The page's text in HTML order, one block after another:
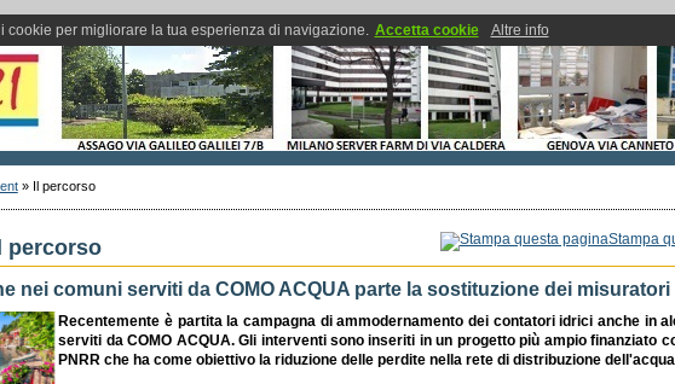
cookie per migliorare la tua esperienza di navigazione. Accetta cookie Altre info
» Il percorso
Stampa
percorso
nei comuni serviti da COMO ACQUA parte la sostituzione dei misuratori
Recentemente è partita la campagna di ammodernamento dei contatori idrici anche in
serviti daCOMO ACQUA. Gli interventi sono inseriti in un progetto più ampio finanziato
PNRR che ha come obiettivo la riduzione delle perdite nella rete di distribuzione